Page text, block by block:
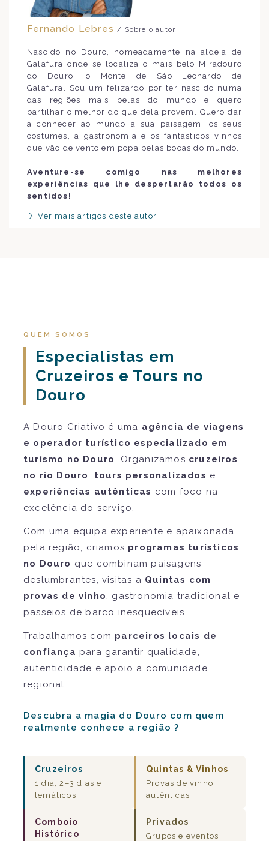
Fernando Lebres / Sobre o autor
Nascido no Douro, nomeadamente na aldeia de
Galafura onde se localiza o mais belo Miradouro
do Douro, o Monte de São Leonardo de
Galafura. Sou um felizardo por ter nascido numa
das regiões mais belas do mundo e quero
partilhar o melhor do que dela provem. Quero dar
a conhecer ao mundo a sua paisagem, os seus
costumes, a gastronomia e os fantásticos vinhos
que vão de vento em popa pelas bocas do mundo.
Aventure-se comigo nas melhores
experiências que lhe despertarão todos os
sentidos!
Ver mais artigos deste autor
QUEM SOMOS
Especialistas em
Cruzeiros e Tours no
Douro
A Douro Criativo é uma agência de viagens
e operador turístico especializado em
turismo no Douro. Organizamos cruzeiros
no rio Douro, tours personalizados e
experiências autênticas com foco na
excelência do serviço.
Com uma equipa experiente e apaixonada
pela região, criamos programas turísticos
no Douro que combinam paisagens
deslumbrantes, visitas a Quintas com
provas de vinho, gastronomia tradicional e
passeios de barco inesquecíveis.
Trabalhamos com parceiros locais de
confiança para garantir qualidade,
autenticidade e apoio à comunidade
regional.
Descubra a magia do Douro com quem
realmente conhece a região ?
Cruzeiros
1 dia, 2–3 dias e
temáticos
Quintas & Vinhos
Provas de vinho
autênticas
Comboio
Histórico
Privados
Grupos e eventos